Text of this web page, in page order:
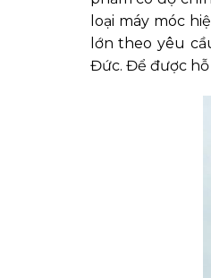
loại máy móc
lớn theo yêu
Đức. Để được